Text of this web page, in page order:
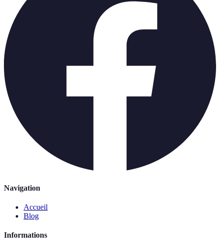
Navigation
Accueil
Blog
Informations